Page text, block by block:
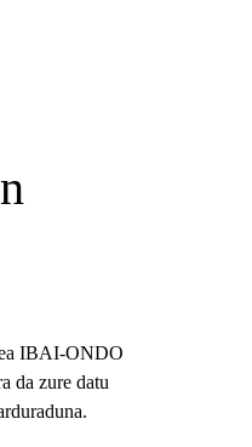
IBAI-ONDO
da zure datu